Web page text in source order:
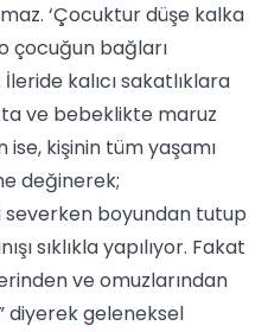
‘Çocuktur düşe kalka
çocuğun bağları
kalıcı sakatlıklara
ve bebeklikte maruz
ise, kişinin tüm yaşamı
değinerek;
boyundan tutup
sıklıkla yapılıyor. Fakat
ve omuzlarından
diyerek geleneksel